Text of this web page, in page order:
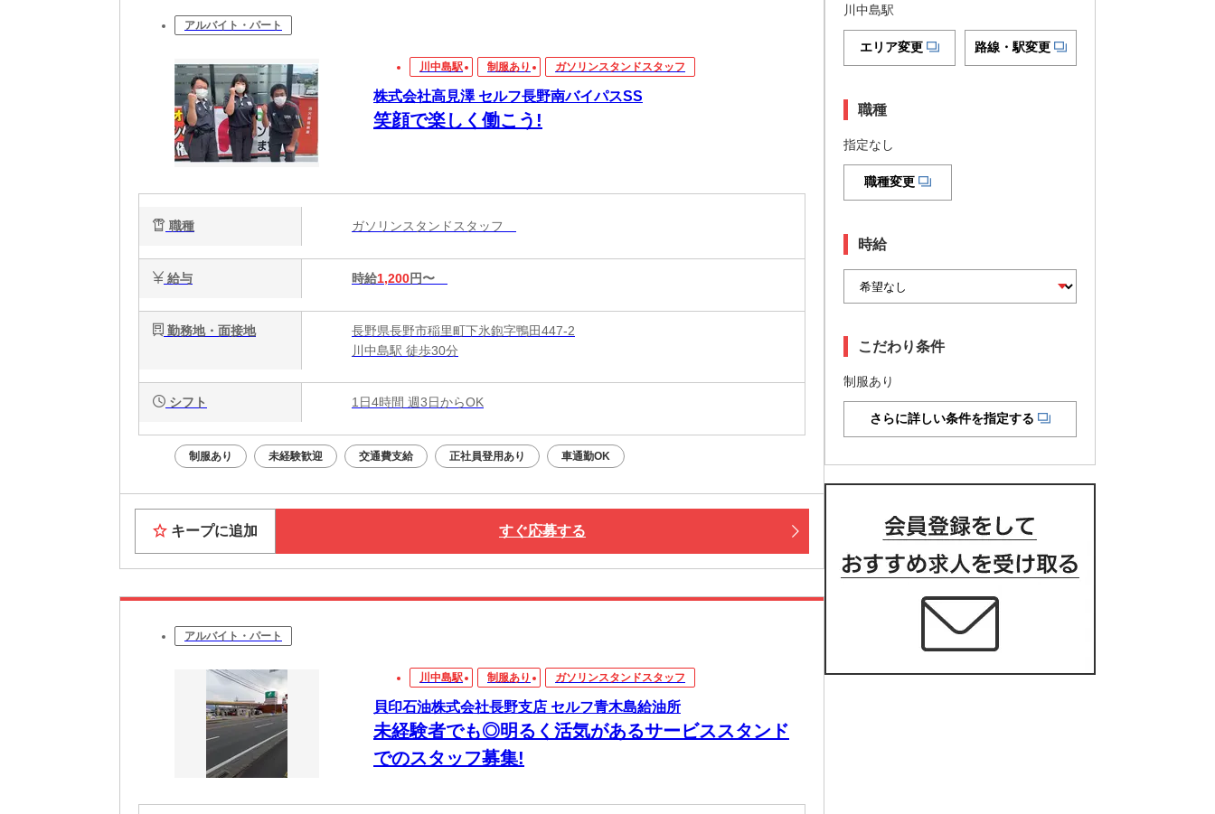
アルバイト・パート
川中島駅 制服あり ガソリンスタンドスタッフ
株式会社高見澤 セルフ長野南バイパスSS
笑顔で楽しく働こう!
職種 ガソリンスタンドスタッフ
給与 時給1,200円〜
勤務地・面接地
長野県長野市稲里町下氷鉋字鴨田447-2
川中島駅 徒歩30分
シフト 1日4時間 週3日からOK
制服あり 未経験歓迎 交通費支給 正社員登用あり 車通勤OK
キープに追加 すぐ応募する
アルバイト・パート
川中島駅 制服あり ガソリンスタンドスタッフ
貝印石油株式会社長野支店 セルフ青木島給油所
未経験者でも◎明るく活気があるサービススタンド
でのスタッフ募集!
川中島駅
エリア変更 路線・駅変更
職種
指定なし
職種変更
時給
こだわり条件
制服あり
さらに詳しい条件を指定する